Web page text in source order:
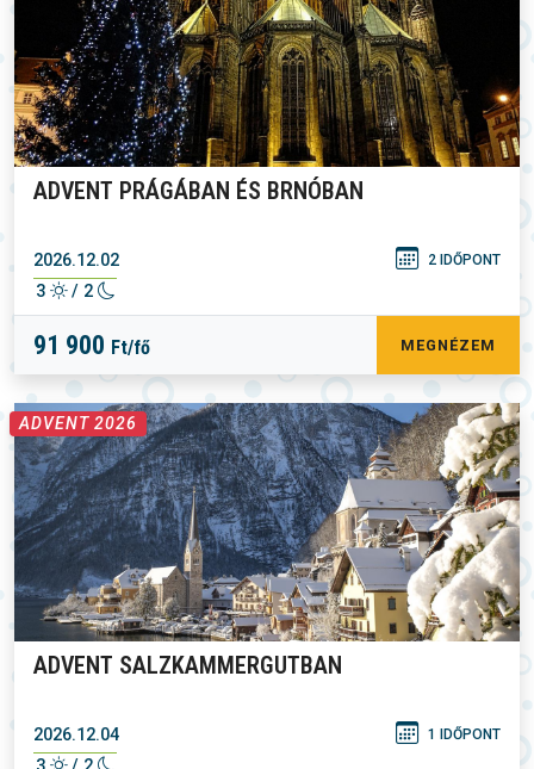
ADVENT PRÁGÁBAN ÉS BRNÓBAN
2026.12.02 2 IDŐPONT
3 / 2
91 900 Ft/fő MEGNÉZEM
ADVENT 2026
ADVENT SALZKAMMERGUTBAN
2026.12.04 1 IDŐPONT